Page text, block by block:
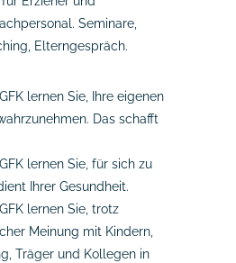
Seminare,
Elterngespräch.
lernen Sie, Ihre eigenen
Das schafft
lernen Sie, für sich zu
Ihrer Gesundheit.
lernen Sie, trotz
Meinung mit Kindern,
Träger und Kollegen in